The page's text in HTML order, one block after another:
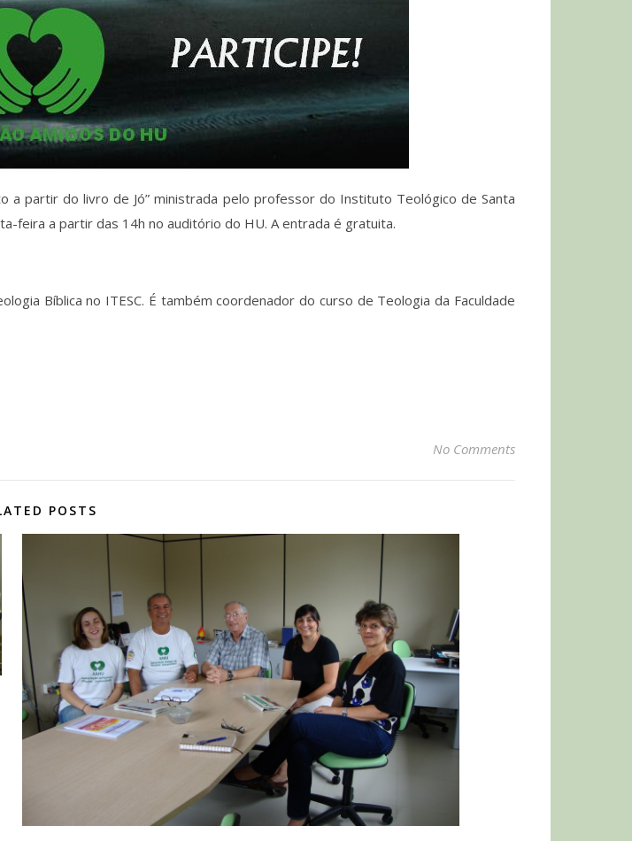
a partir do livro de Jó” ministrada pelo professor do Instituto Teológico de Santa
feira a partir das 14h no auditório do HU. A entrada é gratuita.
Bíblica no ITESC. É também coordenador do curso de Teologia da Faculdade
No Comments
POSTS